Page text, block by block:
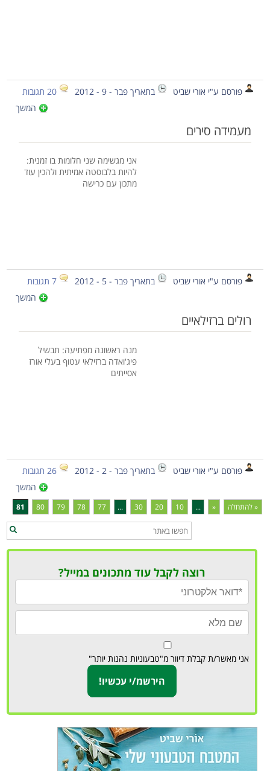
פורסם ע"י אורי שביט בתאריך פבר - 9 - 2012
20 תגובות
המשך
מעמידה סירים
אני מגשימה שני חלומות בו זמנית:
להיות בלבוסטה אמיתית ולהכין עוד
מתכון עם כרישה
פורסם ע"י אורי שביט בתאריך פבר - 5 - 2012
7 תגובות
המשך
רולים ברזילאיים
מנה ראשונה מפתיעה: תבשיל
פיג'ואדה ברזילאי עטוף בעלי אורז
אסייתים
פורסם ע"י אורי שביט בתאריך פבר - 2 - 2012
26 תגובות
המשך
« להתחלה «
...
10
20
30
...
77
78
79
80
81
רוצה לקבל עוד מתכונים במייל?
אני מאשר/ת קבלת דיוור מ"טבעוניות נהנות יותר"